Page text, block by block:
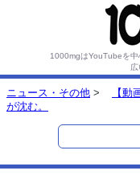
1000mgはYouTubeを中
広
ニュース・その他 >
【
が沈む。